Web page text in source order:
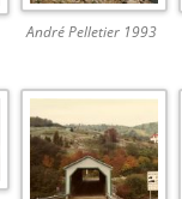
André Pelletier 1993